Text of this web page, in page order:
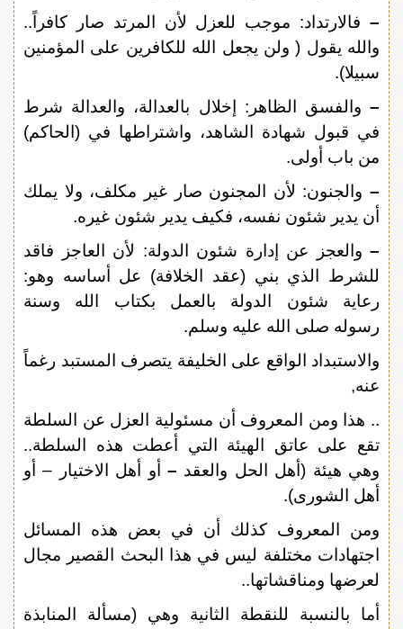
– فالارتداد: موجب للعزل لأن المرتد صار كافراً..
والله يقول ( ولن يجعل الله للكافرين على المؤمنين
سبيلا).
– والفسق الظاهر: إخلال بالعدالة، والعدالة شرط
في قبول شهادة الشاهد، واشتراطها في (الحاكم)
من باب أولى.
– والجنون: لأن المجنون صار غير مكلف، ولا يملك
أن يدير شئون نفسه، فكيف يدير شئون غيره.
– والعجز عن إدارة شئون الدولة: لأن العاجز فاقد
للشرط الذي بني (عقد الخلافة) عل أساسه وهو:
رعاية شئون الدولة بالعمل بكتاب الله وسنة
رسوله صلى الله عليه وسلم.
والاستبداد الواقع على الخليفة يتصرف المستبد رغماً
عنه,
.. هذا ومن المعروف أن مسئولية العزل عن السلطة
تقع على عاتق الهيئة التي أعطت هذه السلطة..
وهي هيئة (أهل الحل والعقد – أو أهل الاختيار – أو
أهل الشورى).
ومن المعروف كذلك أن في بعض هذه المسائل
اجتهادات مختلفة ليس في هذا البحث القصير مجال
لعرضها ومناقشاتها..
أما بالنسبة للنقطة الثانية وهي (مسألة المنابذة